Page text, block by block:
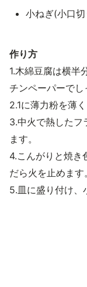
小ねぎ(小口
作り方
1.木綿豆腐は横半
チンペーパーでし
2.1に薄力粉を薄く
3.中火で熱したフ
ます。
4.こんがりと焼き
だら火を止めます。
5.皿に盛り付け、